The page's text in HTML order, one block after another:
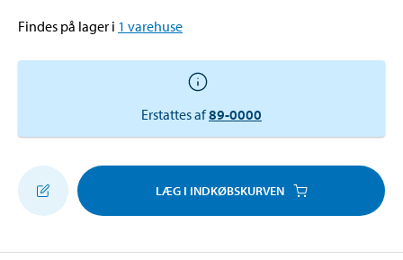
Findes på lager i 1 varehuse
Erstattes af89-0000
LÆG I INDKØBSKURVEN